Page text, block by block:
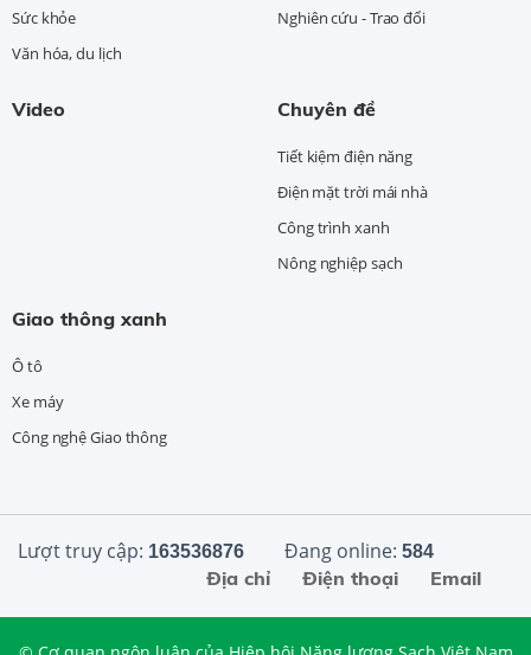
Sức khỏe
Văn hóa, du lịch
Nghiên cứu - Trao đổi
Video Chuyên đề
Tiết kiệm điện năng
Điện mặt trời mái nhà
Công trình xanh
Nông nghiệp sạch
Giao thông xanh
Ô tô
Xe máy
Công nghệ Giao thông
Lượt truy cập: 163536876 Đang online: 584
Email
Điện thoại
Địa chỉ